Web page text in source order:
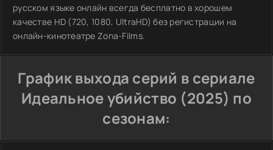
русском языке онлайн всегда бесплатно в хорошем
качестве HD (720, 1080, UltraHD) без регистрации на
онлайн-кинотеатре Zona-Films.
График выхода серий в сериале
Идеальное убийство (2025) по
сезонам: